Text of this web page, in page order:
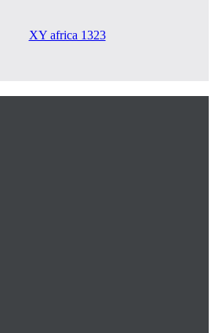
XY africa 1323